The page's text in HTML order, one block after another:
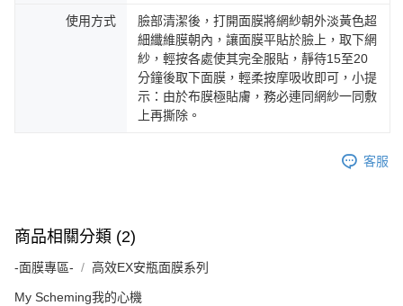
使用方式
臉部清潔後，打開面膜將網紗朝外淡黃色超
細纖維膜朝內，讓面膜平貼於臉上，取下網
紗，輕按各處使其完全服貼，靜待15至20
分鐘後取下面膜，輕柔按摩吸收即可，小提
示：由於布膜極貼膚，務必連同網紗一同敷
上再撕除。
客服
商品相關分類 (2)
-面膜專區- 高效EX安瓶面膜系列
My Scheming我的心機